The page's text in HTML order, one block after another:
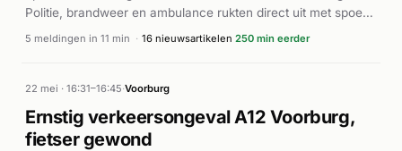
Politie, brandweer en ambulance rukten direct uit met spoed
(P1/A1). De exacte toedracht en het aantal betrokkenen zijn
beschikbaar.
5 meldingen in 11 min · 16 nieuwsartikelen 250 min eerder
22 mei · 16:31–16:45·Voorburg
Ernstig verkeersongeval A12 Voorburg,
fietser gewond